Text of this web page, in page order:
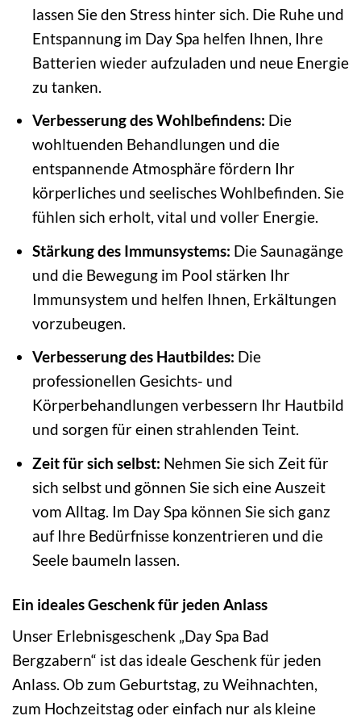
lassen Sie den Stress hinter sich. Die Ruhe und
Entspannung im Day Spa helfen Ihnen, Ihre
Batterien wieder aufzuladen und neue Energie
zu tanken.
Verbesserung des Wohlbefindens: Die
wohltuenden Behandlungen und die
entspannende Atmosphäre fördern Ihr
körperliches und seelisches Wohlbefinden. Sie
fühlen sich erholt, vital und voller Energie.
Stärkung des Immunsystems: Die Saunagänge
und die Bewegung im Pool stärken Ihr
Immunsystem und helfen Ihnen, Erkältungen
vorzubeugen.
Verbesserung des Hautbildes: Die
professionellen Gesichts- und
Körperbehandlungen verbessern Ihr Hautbild
und sorgen für einen strahlenden Teint.
Zeit für sich selbst: Nehmen Sie sich Zeit für
sich selbst und gönnen Sie sich eine Auszeit
vom Alltag. Im Day Spa können Sie sich ganz
auf Ihre Bedürfnisse konzentrieren und die
Seele baumeln lassen.
Ein ideales Geschenk für jeden Anlass
Unser Erlebnisgeschenk „Day Spa Bad
Bergzabern“ ist das ideale Geschenk für jeden
Anlass. Ob zum Geburtstag, zu Weihnachten,
zum Hochzeitstag oder einfach nur als kleine